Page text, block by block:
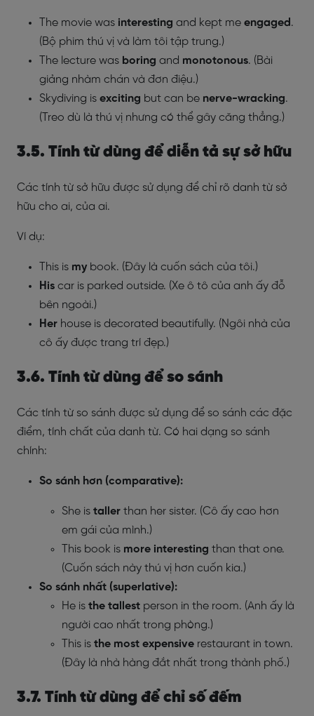
The movie was interesting and kept me engaged.
(Bộ phim thú vị và làm tôi tập trung.)
The lecture was boring and monotonous. (Bài
giảng nhàm chán và đơn điệu.)
Skydiving is exciting but can be nerve-wracking.
(Treo dù là thú vị nhưng có thể gây căng thẳng.)
3.5. Tính từ dùng để diễn tả sự sở hữu
Các tính từ sở hữu được sử dụng để chỉ rõ danh từ sở
hữu cho ai, của ai.
Ví dụ:
This is my book. (Đây là cuốn sách của tôi.)
His car is parked outside. (Xe ô tô của anh ấy đỗ
bên ngoài.)
Her house is decorated beautifully. (Ngôi nhà của
cô ấy được trang trí đẹp.)
3.6. Tính từ dùng để so sánh
Các tính từ so sánh được sử dụng để so sánh các đặc
điểm, tính chất của danh từ. Có hai dạng so sánh
chính:
So sánh hơn (comparative):
She is taller than her sister. (Cô ấy cao hơn
em gái của mình.)
This book is more interesting than that one.
(Cuốn sách này thú vị hơn cuốn kia.)
So sánh nhất (superlative):
He is the tallest person in the room. (Anh ấy là
người cao nhất trong phòng.)
This is the most expensive restaurant in town.
(Đây là nhà hàng đắt nhất trong thành phố.)
3.7. Tính từ dùng để chỉ số đếm